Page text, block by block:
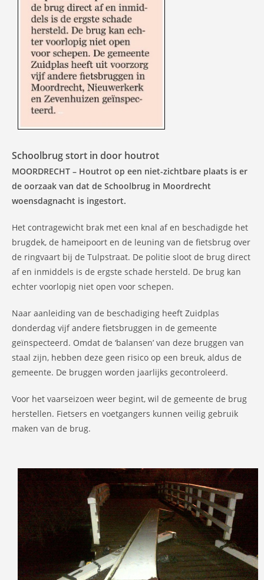
Schoolbrug stort in door houtrot
MOORDRECHT – Houtrot op een niet-zichtbare plaats is er
de oorzaak van dat de Schoolbrug in Moordrecht
woensdagnacht is ingestort.
Het contragewicht brak met een knal af en beschadigde het
brugdek, de hameipoort en de leuning van de fietsbrug over
de ringvaart bij de Tulpstraat. De politie sloot de brug direct
af en inmiddels is de ergste schade hersteld. De brug kan
echter voorlopig niet open voor schepen.
Naar aanleiding van de beschadiging heeft Zuidplas
donderdag vijf andere fietsbruggen in de gemeente
geïnspecteerd. Omdat de ‘balansen’ van deze bruggen van
staal zijn, hebben deze geen risico op een breuk, aldus de
gemeente. De bruggen worden jaarlijks gecontroleerd.
Voor het vaarseizoen weer begint, wil de gemeente de brug
herstellen. Fietsers en voetgangers kunnen veilig gebruik
maken van de brug.